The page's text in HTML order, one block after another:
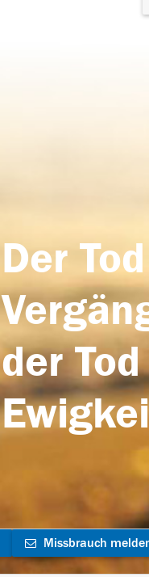
Der
der
Missbrauch